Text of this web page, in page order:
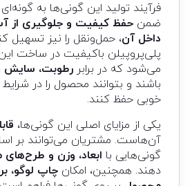
فرآیند تولید این گونی‌ها به
ضمنحفظ کیفیت و جلوگیری از
داخل آن، حمل‌ونقل را نیز تسهیل
پلی‌پروپیلن باکیفیت در ساخت
می‌شود که در برابررطوبت، سایش
باشند و بتوانند محصول را در
خوبی حفظ کنند.
یکی از مزایای اصلی این گونی‌ها،
آن‌هاست. مشتریان می‌توانند بر
گونی‌هایی با ابعاد، وزن و
دهند. همچنین، امکانچاپ لوگو،